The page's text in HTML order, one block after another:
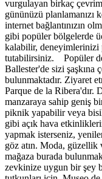
vurgulayan birkaç
gününüzü planlamanızı
internet bağlantınızın
gibi popüler bölgelerde
kalabilir, deneyimlerinizi
tutabilirsiniz. Popüler
Ballester'de sizi şaşkına
bulunmaktadır. Ziyaret
Parque de la Ribera'dır.
manzaraya sahip geniş
piknik yapabilir veya
gibi açık hava
yapmak isterseniz,
göz atın. Moda, güzellik
mağaza burada
zevkinize uygun bir şey